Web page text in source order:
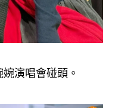
演唱會碰頭。